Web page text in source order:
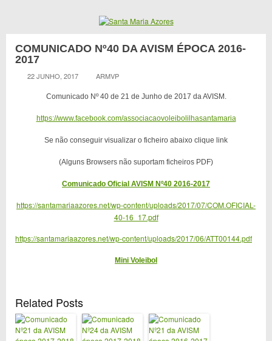
COMUNICADO Nº40 DA AVISM ÉPOCA 2016-
2017
22 JUNHO, 2017 ARMVP
Comunicado Nº 40 de 21 de Junho de 2017 da AVISM.
https://www.facebook.com/associacaovoleibolilhasantamaria
Se não conseguir visualizar o ficheiro abaixo clique link
(Alguns Browsers não suportam ficheiros PDF)
Comunicado Oficial AVISM Nº40 2016-2017
https://santamariaazores.net/wp-content/uploads/2017/07/COM.OFICIAL-
40-16_17.pdf
https://santamariaazores.net/wp-content/uploads/2017/06/ATT00144.pdf
Mini Voleibol
Related Posts